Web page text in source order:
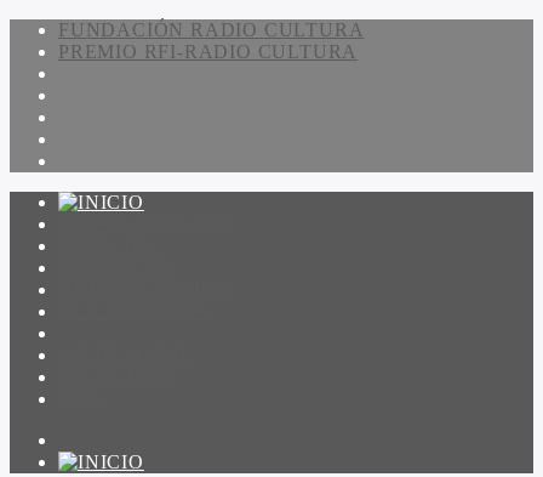
FUNDACIÓN RADIO CULTURA
PREMIO RFI-RADIO CULTURA